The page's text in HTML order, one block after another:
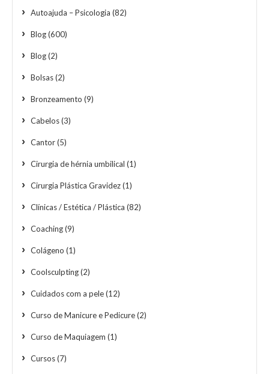
Autoajuda – Psicologia (82)
Blog(600)
Blog(2)
Bolsas(2)
Bronzeamento (9)
Cabelos(3)
Cantor(5)
Cirurgia de hérnia umbilical (1)
Cirurgia Plástica Gravidez(1)
Clínicas / Estética / Plástica (82)
Coaching(9)
Colágeno (1)
Coolsculpting(2)
Cuidados com a pele(12)
Curso de Manicure e Pedicure(2)
Curso de Maquiagem (1)
Cursos(7)